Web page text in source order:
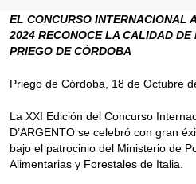
EL CONCURSO INTERNACIONAL
2024 RECONOCE LA CALIDAD DE
PRIEGO DE CÓRDOBA
Priego de Córdoba, 18 de Octubre
La XXI Edición del Concurso
D’ARGENTO se celebró con gran
bajo el patrocinio del Ministerio de
Alimentarias y Forestales de Italia.